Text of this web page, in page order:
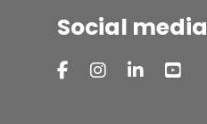
Social media